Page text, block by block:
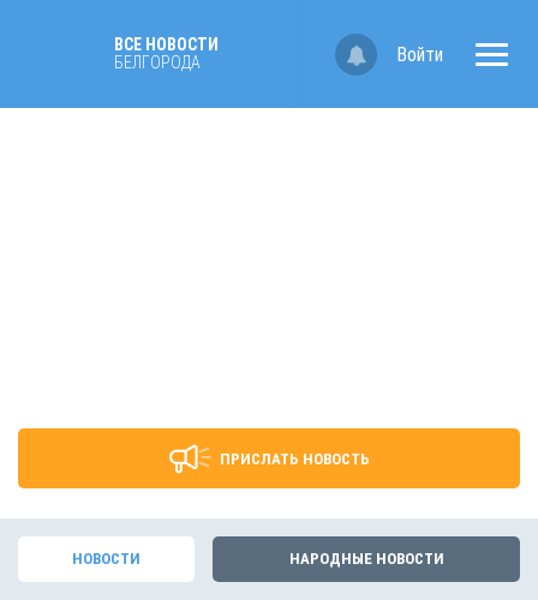
ВСЕ НОВОСТИ
БЕЛГОРОДА
Войти
ПРИСЛАТЬ НОВОСТЬ
НОВОСТИ НАРОДНЫЕ НОВОСТИ